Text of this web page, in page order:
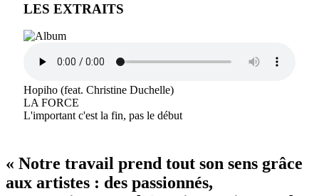
LES EXTRAITS
Hopiho (feat. Christine Duchelle)
LA FORCE
L'important c'est la fin, pas le début
« Notre travail prend tout son sens grâce
aux artistes : des passionnés,